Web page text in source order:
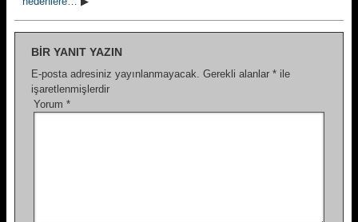
BIR YANIT YAZIN
E-posta adresiniz yayınlanmayacak. Gerekli alanlar * ile
işaretlenmişlerdir
Yorum *